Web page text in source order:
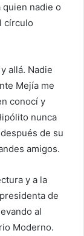
nadie o
círculo
allá. Nadie
Mejía me
conocí y
nunca
de su
amigos.
y a la
de
al
Moderno.